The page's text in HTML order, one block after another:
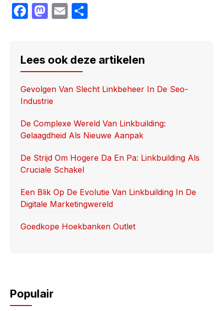
F
e
b
o
o
k
M
o
d
o
n
E
e
Lees ook deze artikelen
Gevolgen Van Slecht Linkbeheer In De Seo-
Industrie
De Complexe Wereld Van Linkbuilding:
Gelaagdheid Als Nieuwe Aanpak
De Strijd Om Hogere Da En Pa: Linkbuilding Als
Cruciale Schakel
Een Blik Op De Evolutie Van Linkbuilding In De
Digitale Marketingwereld
Goedkope Hoekbanken Outlet
Populair